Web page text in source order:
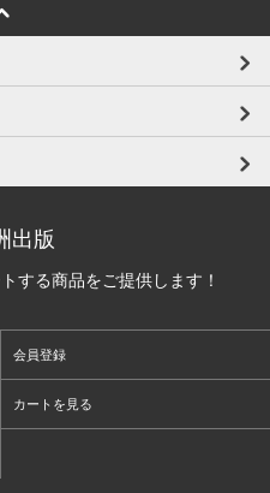
出版
する商品をご提供します！
会員登録
カートを見る